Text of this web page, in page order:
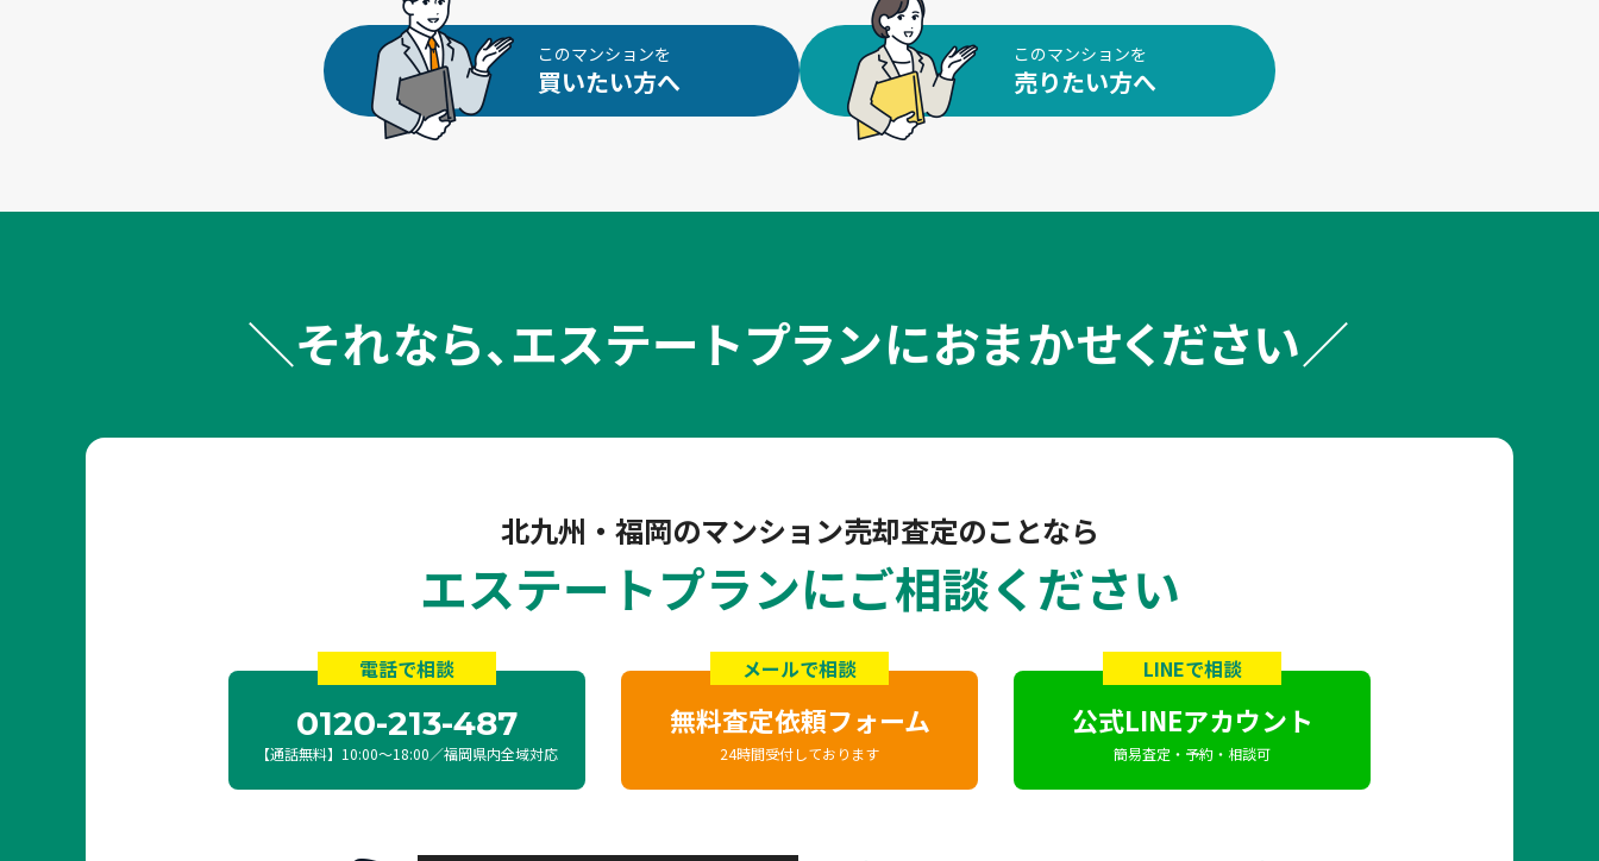
このマンションを
買いたい方へ
このマンションを
売りたい方へ
それなら、エステートプランにおまかせください
北九州・福岡のマンション売却査定のことなら
エステートプランにご相談ください
電話で相談
0120-213-487
【通話無料】10:00〜18:00／福岡県内全域対応
メールで相談
無料査定依頼フォーム
24時間受付しております
LINEで相談
公式LINEアカウント
簡易査定・予約・相談可